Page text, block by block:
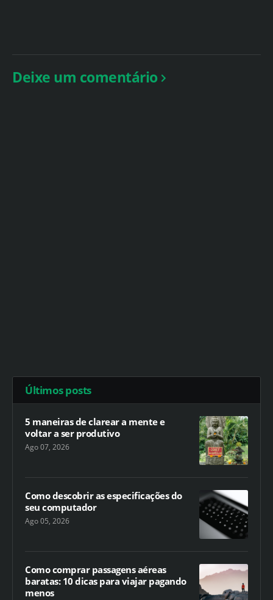
Deixe um comentário
Últimos posts
5 maneiras de clarear a mente e
voltar a ser produtivo
Ago 07, 2026
Como descobrir as especificações do
seu computador
Ago 05, 2026
Como comprar passagens aéreas
baratas: 10 dicas para viajar pagando
menos